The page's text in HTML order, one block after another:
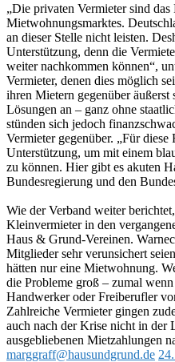
„Die privaten Vermieter sind das
Mietwohnungsmarktes.
an dieser Stelle nicht leisten.
Unterstützung, denn die
weiter nachkommen können“,
Vermieter, denen dies möglich
ihren Mietern gegenüber
Lösungen an – ganz ohne
stünden sich jedoch
Vermieter gegenüber. „Für
Unterstützung, um mit einem
zu können. Hier gibt es akuten
Bundesregierung und den
Wie der Verband weiter
Kleinvermieter in den
Haus & Grund-Vereinen.
Mitglieder sehr verunsichert
hätten nur eine Mietwohnung.
die Probleme groß – zumal
Handwerker oder Freiberufler
Zahlreiche Vermieter gingen
auch nach der Krise nicht in der
ausgebliebenen Mietzahlungen
marggraff@hausundgrund.de